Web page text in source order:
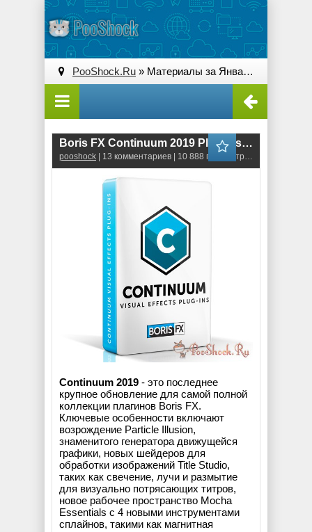
PooShock.Ru » Материалы за Январь 2019 года
Boris FX Continuum 2019 Plug-ins for OpenFX (v.12)
pooshock | 13 комментариев | 10 888 просмотров
Continuum 2019 - это последнее
крупное обновление для самой полной
коллекции плагинов Boris FX.
Ключевые особенности включают
возрождение Particle Illusion,
знаменитого генератора движущейся
графики, новых шейдеров для
обработки изображений Title Studio,
таких как свечение, лучи и размытие
для визуально потрясающих титров,
новое рабочее пространство Mocha
Essentials с 4 новыми инструментами
сплайнов, такими как магнитная